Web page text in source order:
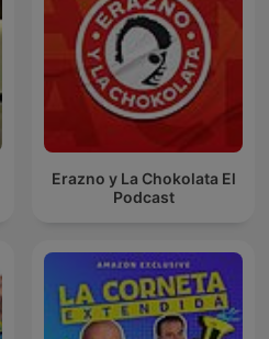
Erazno y La Chokolata El
Podcast